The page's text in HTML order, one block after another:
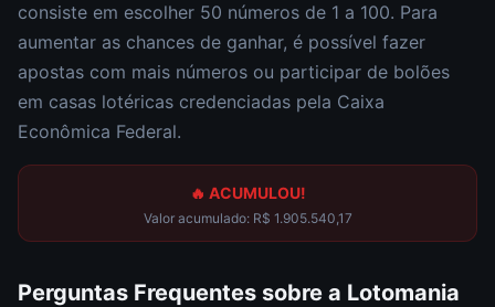
consiste em escolher 50 números de 1 a 100. Para
aumentar as chances de ganhar, é possível fazer
apostas com mais números ou participar de bolões
em casas lotéricas credenciadas pela Caixa
Econômica Federal.
🔥 ACUMULOU!
Valor acumulado: R$ 1.905.540,17
Perguntas Frequentes sobre a Lotomania